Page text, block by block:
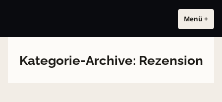
Zwei Namen. Eine Welt. Alex Thomas für Erwachsene. Tom Alex für
Menü +
u
f
u
g
Kategorie-Archive: Rezension